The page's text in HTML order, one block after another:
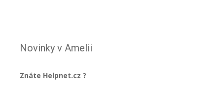
Novinky v Amelii
Znáte Helpnet.cz ?